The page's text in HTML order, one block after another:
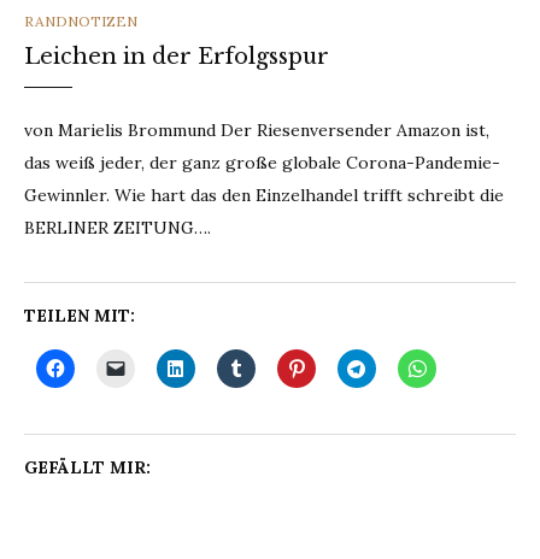
CATEGORIES
RANDNOTIZEN
Leichen in der Erfolgsspur
von Marielis Brommund Der Riesenversender Amazon ist,
das weiß jeder, der ganz große globale Corona-Pandemie-
Gewinnler. Wie hart das den Einzelhandel trifft schreibt die
BERLINER ZEITUNG….
TEILEN MIT:
GEFÄLLT MIR: